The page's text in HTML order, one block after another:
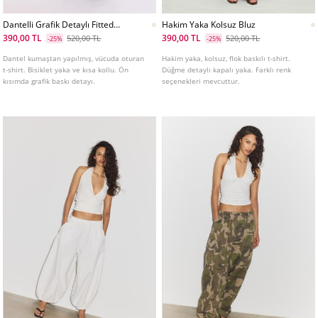
Dantelli Grafik Detaylı Fitted
Tshirt
390,00 TL -25% 520,00 TL
Dantel kumaştan yapılmış, vücuda oturan
t-shirt. Bisiklet yaka ve kısa kollu. Ön
kısımda grafik baskı detayı.
Hakim Yaka Kolsuz Bluz
390,00 TL
-25% 520,00 TL
Hakim yaka, kolsuz, flok baskılı t-shirt.
Düğme detaylı kapalı yaka. Farklı renk
seçenekleri mevcuttur.